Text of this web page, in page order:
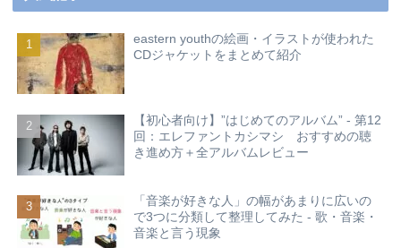
eastern youthの絵画・イラストが使われた
CDジャケットをまとめて紹介
【初心者向け】”はじめてのアルバム” - 第12
回：エレファントカシマシ おすすめの聴
き進め方＋全アルバムレビュー
「音楽が好きな人」の幅があまりに広いの
で3つに分類して整理してみた - 歌・音楽・
音楽と言う現象